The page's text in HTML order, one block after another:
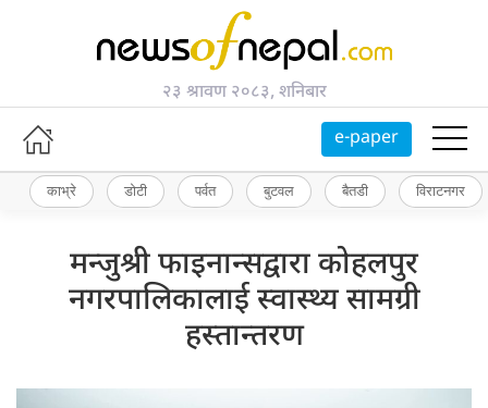
२३ श्रावण २०८३, शनिबार
e-paper
काभ्रे डोटी पर्वत बुटवल बैतडी विराटनगर
मन्जुश्री फाइनान्सद्वारा कोहलपुर
नगरपालिकालाई स्वास्थ्य सामग्री
हस्तान्तरण